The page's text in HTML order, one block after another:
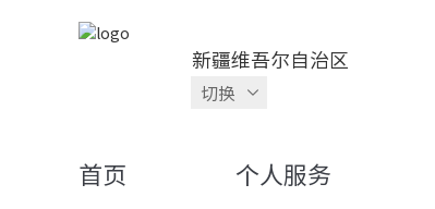
新疆维吾尔自治区
切换
首页 个人服务